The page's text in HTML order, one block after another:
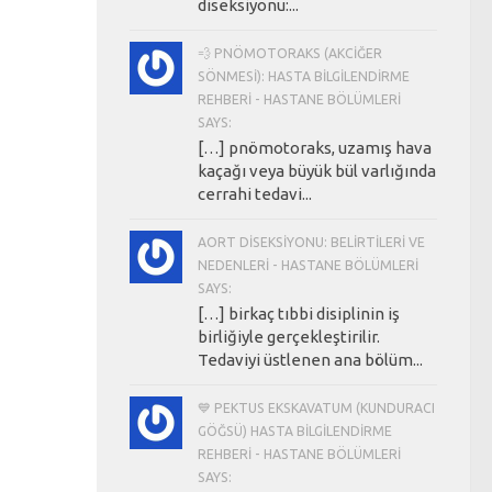
diseksiyonu:...
💨 PNÖMOTORAKS (AKCIĞER
SÖNMESI): HASTA BILGILENDIRME
REHBERI - HASTANE BÖLÜMLERI
SAYS:
[…] pnömotoraks, uzamış hava
kaçağı veya büyük bül varlığında
cerrahi tedavi...
AORT DISEKSIYONU: BELIRTILERI VE
NEDENLERI - HASTANE BÖLÜMLERI
SAYS:
[…] birkaç tıbbi disiplinin iş
birliğiyle gerçekleştirilir.
Tedaviyi üstlenen ana bölüm...
💙 PEKTUS EKSKAVATUM (KUNDURACI
GÖĞSÜ) HASTA BILGILENDIRME
REHBERI - HASTANE BÖLÜMLERI
SAYS: